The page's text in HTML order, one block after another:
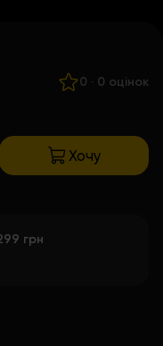
0 · 0 оцінок
Хочу
грн